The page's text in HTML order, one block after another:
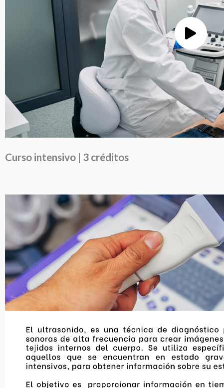
Curso intensivo | 3 créditos